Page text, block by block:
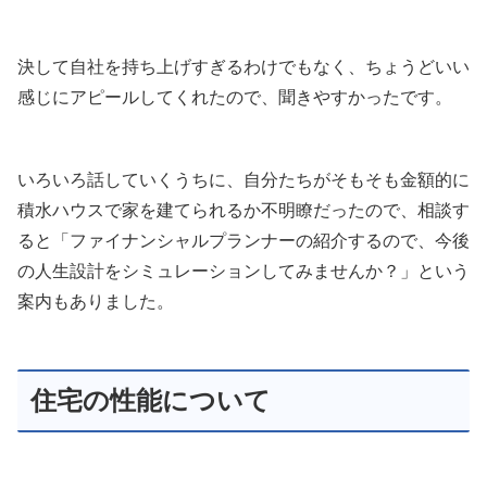
決して自社を持ち上げすぎるわけでもなく、ちょうどいい
感じにアピールしてくれたので、聞きやすかったです。
いろいろ話していくうちに、自分たちがそもそも金額的に
積水ハウスで家を建てられるか不明瞭だったので、相談す
ると「ファイナンシャルプランナーの紹介するので、今後
の人生設計をシミュレーションしてみませんか？」という
案内もありました。
住宅の性能について